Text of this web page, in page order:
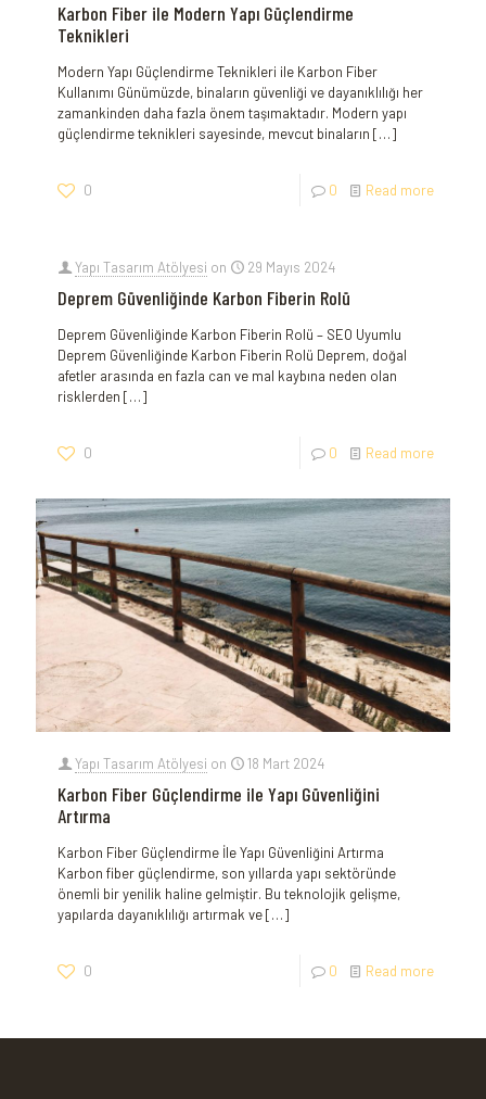
Karbon Fiber ile Modern Yapı Güçlendirme
Teknikleri
Modern Yapı Güçlendirme Teknikleri ile​ Karbon Fiber
‍Kullanımı Günümüzde, binaların güvenliği ve dayanıklılığı her
‌zamankinden daha fazla önem⁤ taşımaktadır. Modern yapı​
güçlendirme teknikleri sayesinde, mevcut binaların‌ […]
0 0 Read more
Yapı Tasarım Atölyesi on 29 Mayıs 2024
Deprem Güvenliğinde Karbon Fiberin Rolü
Deprem Güvenliğinde Karbon⁤ Fiberin⁤ Rolü – SEO Uyumlu
Deprem Güvenliğinde Karbon Fiberin Rolü Deprem, doğal
afetler arasında en fazla​ can ve mal kaybına neden ⁣olan​
risklerden […]
0 0 Read more
Yapı Tasarım Atölyesi on 18 Mart 2024
Karbon Fiber Güçlendirme ile Yapı Güvenliğini
Artırma
Karbon Fiber ⁣Güçlendirme İle Yapı Güvenliğini Artırma
Karbon fiber⁣ güçlendirme, son‍ yıllarda yapı sektöründe
önemli bir yenilik haline gelmiştir. ⁢Bu teknolojik gelişme,
yapılarda dayanıklılığı‌ artırmak ve[…]
0 0 Read more